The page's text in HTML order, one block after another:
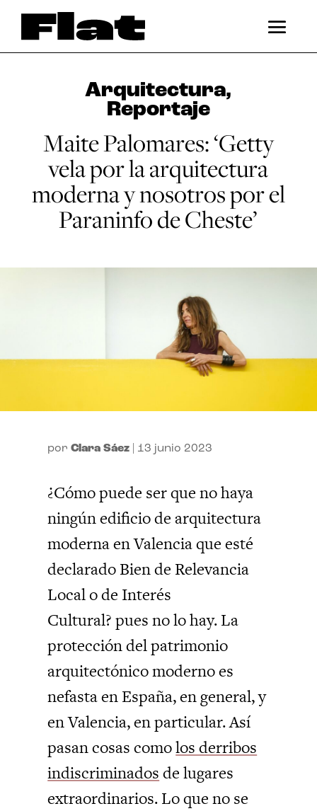
Arquitectura,
Reportaje
Maite Palomares: ‘Getty
vela por la arquitectura
moderna y nosotros por el
Paraninfo de Cheste’
porClara Sáez 13 junio 2023
¿Cómo puede ser que no haya
ningún edificio de arquitectura
moderna en Valencia que esté
declarado Bien de Relevancia
Local o de Interés
Cultural? pues no lo hay. La
protección del patrimonio
arquitectónico moderno es
nefasta en España, en general, y
en Valencia, en particular. Así
pasan cosas comolos derribos
indiscriminadosde lugares
extraordinarios. Lo que no se